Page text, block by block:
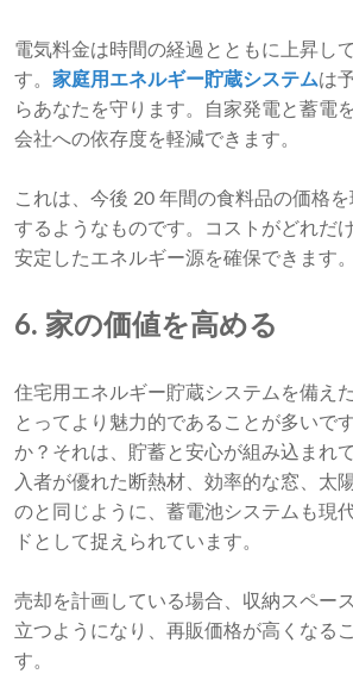
電気料金は時間の経過とともに上昇し
す。 家庭用エネルギー貯蔵システムは
らあなたを守ります。自家発電と蓄電
会社への依存度を軽減できます。
これは、今後 20 年間の食料品の価格
するようなものです。コストがどれだ
安定したエネルギー源を確保できます。
6. 家の価値を高める
住宅用エネルギー貯蔵システムを備え
とってより魅力的であることが多いで
か？それは、貯蓄と安心が組み込まれ
入者が優れた断熱材、効率的な窓、太
のと同じように、蓄電池システムも現
ドとして捉えられています。
売却を計画している場合、収納スペー
立つようになり、再販価格が高くなる
す。